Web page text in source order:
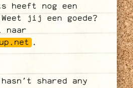
heeft nog een
jij een goede?
naar
.
shared any